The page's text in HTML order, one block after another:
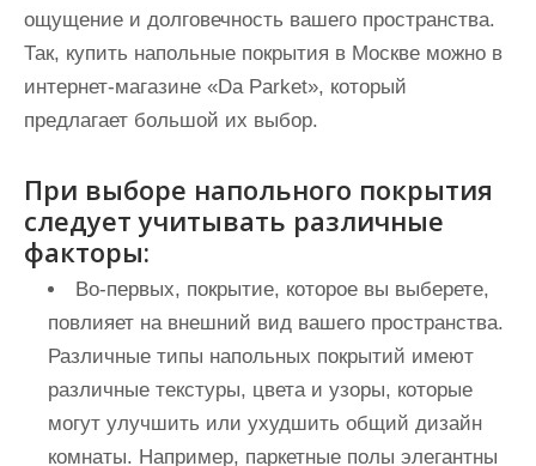
ощущение и долговечность вашего пространства.
Так, купить напольные покрытия в Москве можно в
интернет-магазине «Da Parket», который
предлагает большой их выбор.
При выборе напольного покрытия
следует учитывать различные
факторы:
Во-первых, покрытие, которое вы выберете,
повлияет на внешний вид вашего пространства.
Различные типы напольных покрытий имеют
различные текстуры, цвета и узоры, которые
могут улучшить или ухудшить общий дизайн
комнаты. Например, паркетные полы элегантны